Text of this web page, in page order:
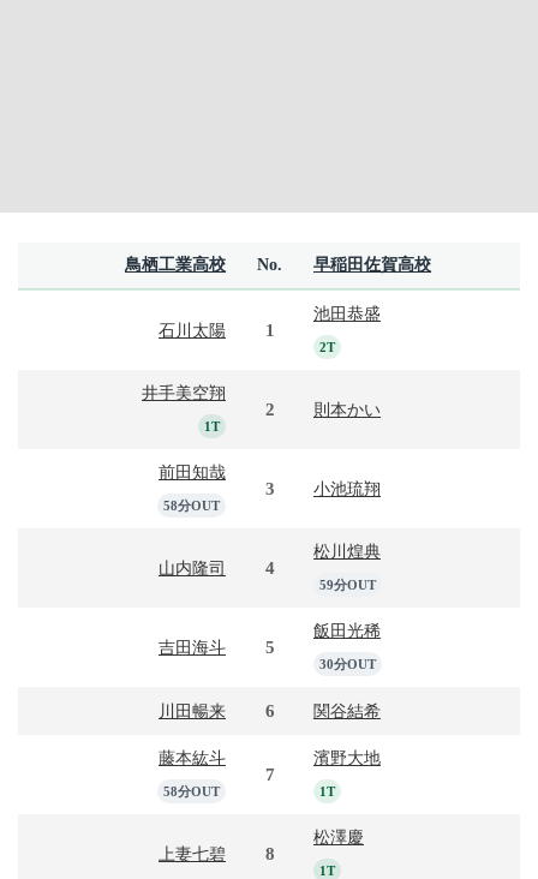
鳥栖工業高校 No. 早稲田佐賀高校
石川太陽 1
池田恭盛
2T
井手美空翔
1T
2 則本かい
前田知哉
58分OUT
3 小池琉翔
山内隆司 4
松川煌典
59分OUT
吉田海斗 5
飯田光稀
30分OUT
川田暢来 6 関谷結希
藤本紘斗
58分OUT
7
濱野大地
1T
上妻七碧 8
松澤慶
1T